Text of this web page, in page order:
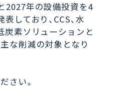
2027年の設備投資を4
しており、CCS、水
炭素ソリューションと
な削減の対象となり
さい。